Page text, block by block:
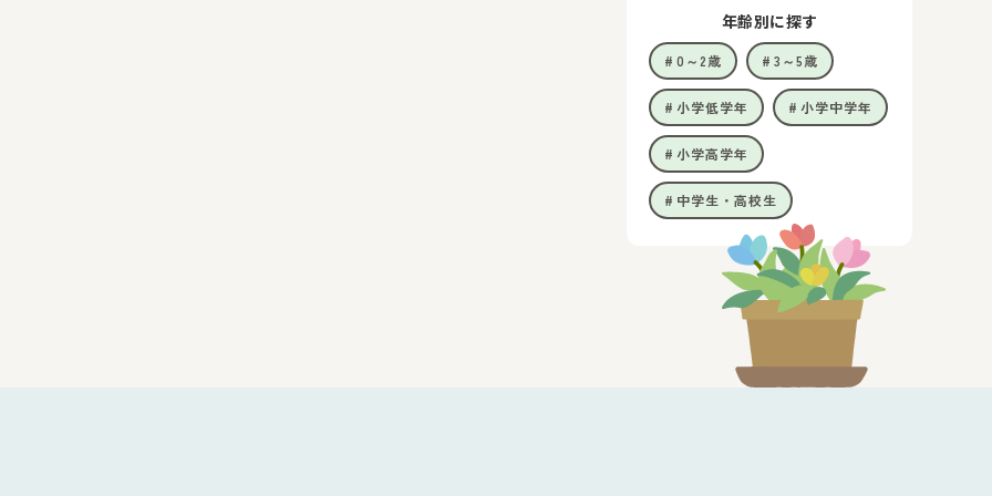
年齢別に探す
0～2歳 3～5歳
小学低学年 小学中学年
小学高学年
中学生・高校生